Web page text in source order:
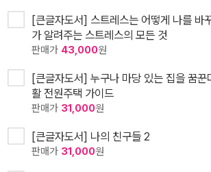
[큰글자도서] 스트레스는 어떻게 나를 바
가 알려주는 스트레스의 모든 것
판매가 43,000원
[큰글자도서] 누구나 마당 있는 집을 꿈
활 전원주택 가이드
판매가 31,000원
[큰글자도서] 나의 친구들 2
판매가 31,000원